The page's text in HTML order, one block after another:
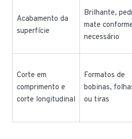
Acabamento da
superfície
Brilhante,
mate
necessário
Corte em
comprimento e
corte longitudinal
Formatos de
bobinas,
ou tiras